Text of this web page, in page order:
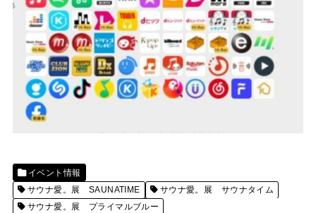
イベント情報
サウナ愛。展 SAUNATIME
サウナ愛。展 サウナタイム
サウナ愛。展 プライマルブルー